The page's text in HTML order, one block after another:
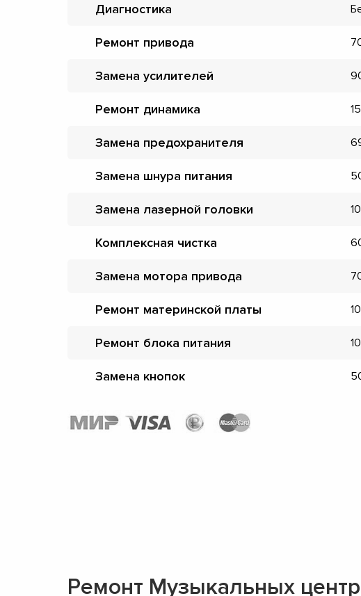
Диагностика
Ремонт привода
Замена усилителей
Ремонт динамика
Замена предохранителя
Замена шнура питания
Замена лазерной головки
Комплексная чистка
Замена мотора привода
Ремонт материнской платы
Ремонт блока питания
Замена кнопок
Ремонт Музыкальных